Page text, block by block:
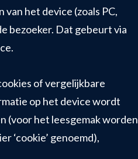
het device (zoals PC,
bezoeker. Dat gebeurt via
of vergelijkbare
op het device wordt
(voor het leesgemak worden
‘cookie’ genoemd),